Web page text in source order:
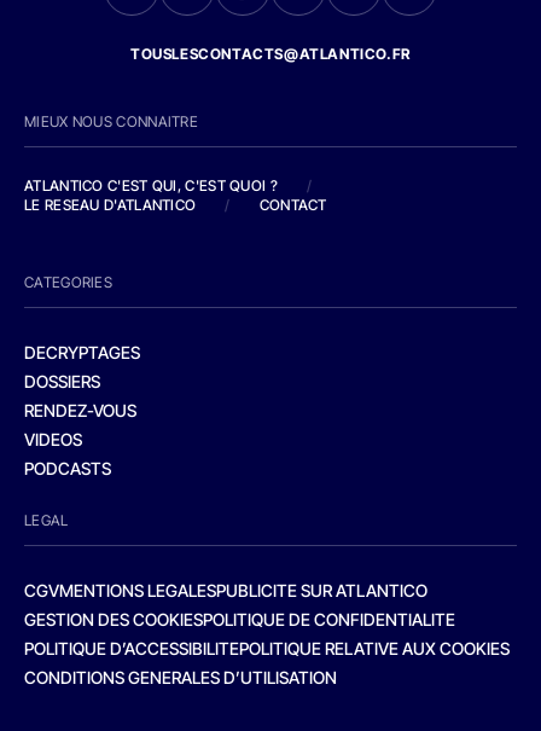
TOUSLESCONTACTS@ATLANTICO.FR
MIEUX NOUS CONNAITRE
ATLANTICO C'EST QUI, C'EST QUOI ?
/
LE RESEAU D'ATLANTICO
/ CONTACT
CATEGORIES
DECRYPTAGES
DOSSIERS
RENDEZ-VOUS
VIDEOS
PODCASTS
LEGAL
CGVMENTIONS LEGALESPUBLICITE SUR ATLANTICO
GESTION DES COOKIESPOLITIQUE DE CONFIDENTIALITE
POLITIQUE D’ACCESSIBILITEPOLITIQUE RELATIVE AUX COOKIES
CONDITIONS GENERALES D’UTILISATION